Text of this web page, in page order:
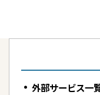
外部サービス一